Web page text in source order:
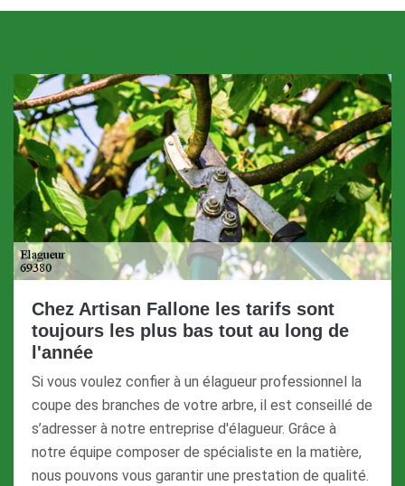
Chez Artisan Fallone les tarifs sont
toujours les plus bas tout au long de
l'année
Si vous voulez confier à un élagueur professionnel la
coupe des branches de votre arbre, il est conseillé de
s’adresser à notre entreprise d'élagueur. Grâce à
notre équipe composer de spécialiste en la matière,
nous pouvons vous garantir une prestation de qualité.